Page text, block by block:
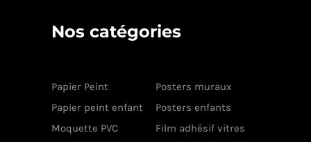
Nos catégories
Papier Peint
Posters muraux
Papier peint enfant
Posters enfants
Moquette PVC
Film adhésif vitres